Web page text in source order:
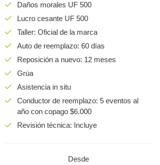
Daños morales UF 500
Lucro cesante UF 500
Taller: Oficial de la marca
Auto de reemplazo: 60 días
Reposición a nuevo: 12 meses
Grúa
Asistencia in situ
Conductor de reemplazo: 5 eventos al
año con copago $6.000
Revisión técnica: Incluye
Desde